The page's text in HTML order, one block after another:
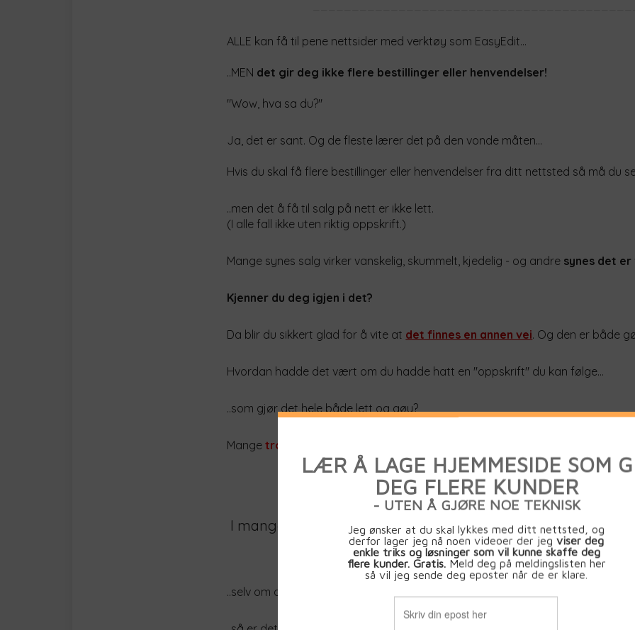
ALLE kan få til pene nettsider med verktøy som EasyEdit...
..MEN det gir deg ikke flere bestillinger eller henvendelser!
"Wow, hva sa du?"
Ja, det er sant. Og de fleste lærer det på den vonde måten...
Hvis du skal få flere bestillinger eller henvendelser fra ditt nettsted så må du
..men det å få til salg på nett er ikke lett.
(I alle fall ikke uten riktig oppskrift.)
Mange synes salg virker vanskelig, skummelt, kjedelig - og andre synes det
Kjenner du deg igjen i det?
Da blir du sikkert glad for å vite at det finnes en annen vei. Og den er både
Hvordan hadde det vært om du hadde hatt en "oppskrift" du kan følge...
..som gjør det hele både lett og gøy?
Mangetror at fint webdesign er løsningen...
Pent design er IKKE lik flere
I mange tester har man sett at "pene hjemmesider" ikke
ikke designet som gir kunder, men...
..selv om de fleste har en idé om at det å lage et "pent" nettsted vil øke salget...